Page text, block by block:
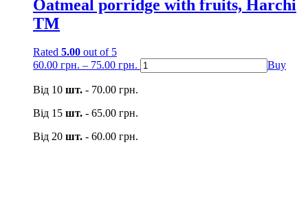
Oatmeal porridge with fruits, Harchi
TM
Rated 5.00 out of 5
60.00 грн. – 75.00 грн. Buy
Від 10 шт. - 70.00 грн.
Від 15 шт. - 65.00 грн.
Від 20 шт. - 60.00 грн.